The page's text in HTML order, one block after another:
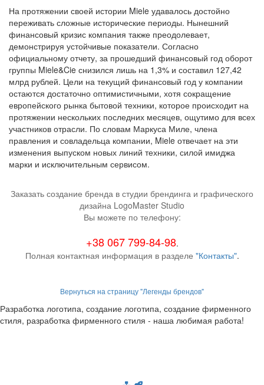
На протяжении своей истории Miele удавалось достойно
переживать сложные исторические периоды. Нынешний
финансовый кризис компания также преодолевает,
демонстрируя устойчивые показатели. Согласно
официальному отчету, за прошедший финансовый год оборот
группы Miele&Cie снизился лишь на 1,3% и составил 127,42
млрд рублей. Цели на текущий финансовый год у компании
остаются достаточно оптимистичными, хотя сокращение
европейского рынка бытовой техники, которое происходит на
протяжении нескольких последних месяцев, ощутимо для всех
участников отрасли. По словам Маркуса Миле, члена
правления и совладельца компании, Miele отвечает на эти
изменения выпуском новых линий техники, силой имиджа
марки и исключительным сервисом.
Заказать создание бренда в студии брендинга и графического
дизайна LogoMaster Studio
Вы можете по телефону:
+38 067 799-84-98.
Полная контактная информация в разделе "Контакты".
Вернуться на страницу "Легенды брендов"
Разработка логотипа, создание логотипа, создание фирменного
стиля, разработка фирменного стиля - наша любимая работа!